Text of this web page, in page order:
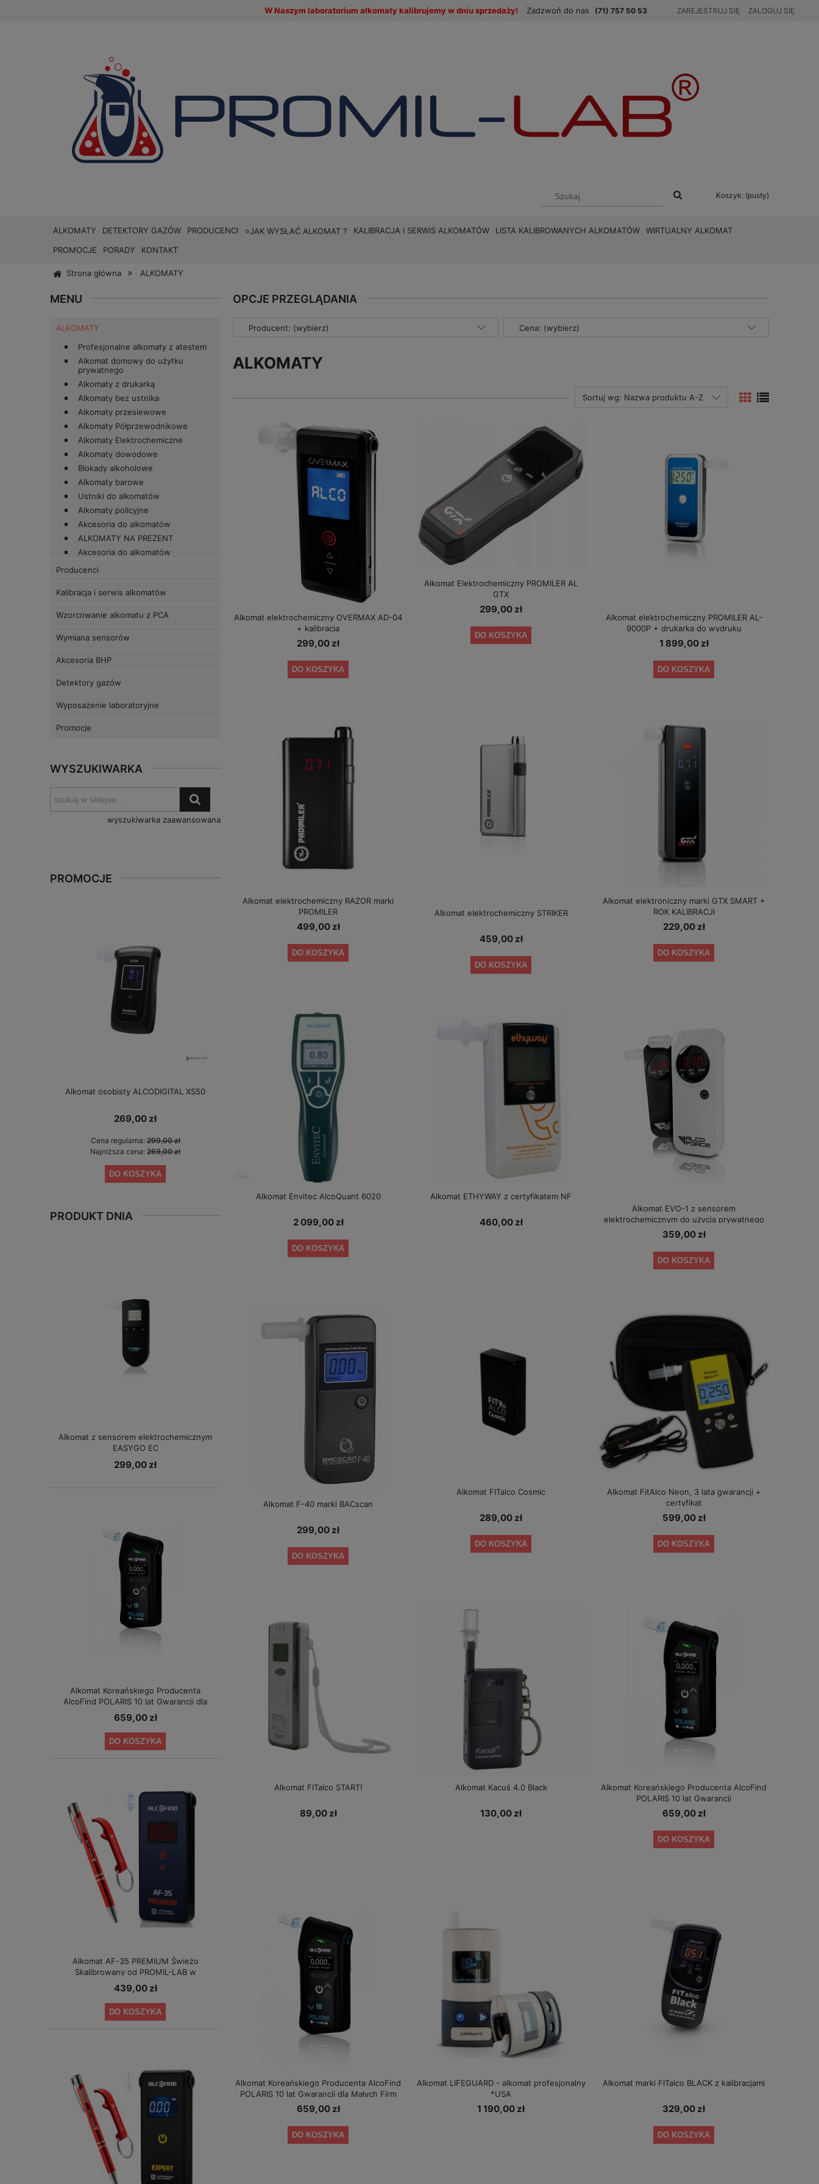
W Naszym laboratorium alkomaty kalibrujemy w dniu sprzedaży! Zadzwoń do nas (71) 757 50 53 ZAREJESTRUJ SIĘ ZALOGUJ SIĘ
Koszyk: (pusty)
ALKOMATY DETEKTORY GAZÓW PRODUCENCI ⭐JAK WYSŁAĆ ALKOMAT ? KALIBRACJA I SERWIS ALKOMATÓW LISTA KALIBROWANYCH ALKOMATÓW
WIRTUALNY ALKOMAT
PROMOCJE
PORADY KONTAKT
Strona główna » ALKOMATY
MENU
ALKOMATY
Profesjonalne alkomaty z atestem
Alkomat domowy do użytku
prywatnego
Alkomaty z drukarką
Alkomaty bez ustnika
Alkomaty przesiewowe
Alkomaty Półprzewodnikowe
Alkomaty Elektrochemiczne
Alkomaty dowodowe
Blokady alkoholowe
Alkomaty barowe
Ustniki do alkomatów
Alkomaty policyjne
Akcesoria do alkomatów
ALKOMATY NA PREZENT
Akcesoria do alkomatów
Producenci
Kalibracja i serwis alkomatów
Wzorcowanie alkomatu z PCA
Wymiana sensorów
Akcesoria BHP
Detektory gazów
Wyposażenie laboratoryjne
Promocje
WYSZUKIWARKA
wyszukiwarka zaawansowana
PROMOCJE
Alkomat osobisty ALCODIGITAL XS50
269,00 zł
Cena regularna:299,00 zł
Najniższa cena: 269,00 zł
DO KOSZYKA
Alkomat bez ustnika AlcoDigital ONE 2 lata
gwarancji + okresowe kalibracje gratis
1 349,00 zł
1 479,00 zł
Najniższa cena:1 349,00 zł
DO KOSZYKA
Alkomat AlcoFind Elite + kalibracje
349,00 zł
DO KOSZYKA
Alkomat Elektrochemiczny AlcoFind DA-
8500E + certyfikat
319,00 zł
Cena regularna: 349,00 zł
Najniższa cena:319,00 zł
PRODUKT DNIA
Alkomat z sensorem elektrochemicznym
EASYGO EC
299,00 zł
Alkomat Koreańskiego Producenta
AlcoFind POLARIS 10 lat Gwarancji dla
Małych Firm
659,00 zł
DO KOSZYKA
Alkomat AF-35 PREMIUM Świeżo
Skalibrowany od PROMIL-LAB w
specjalnej cenie!
439,00 zł
DO KOSZYKA
OPCJE PRZEGLĄDANIA
Producent: (wybierz) Cena: (wybierz)
ALKOMATY
Sortuj wg: Nazwa produktu A-Z
Alkomat elektrochemiczny OVERMAX AD-04
+ kalibracja
299,00 zł
DO KOSZYKA
Alkomat Elektrochemiczny PROMILER AL
GTX
299,00 zł
DO KOSZYKA
Alkomat elektrochemiczny PROMILER AL-
9000P + drukarka do wydruku
1 899,00 zł
DO KOSZYKA
Alkomat elektrochemiczny RAZOR marki
PROMILER
499,00 zł
DO KOSZYKA
Alkomat elektrochemiczny STRIKER
459,00 zł
DO KOSZYKA
Alkomat elektroniczny marki GTX SMART +
ROK KALIBRACJI
229,00 zł
DO KOSZYKA
Alkomat Envitec AlcoQuant 6020
2 099,00 zł
DO KOSZYKA
Alkomat ETHYWAY z certyfikatem NF
460,00 zł
Alkomat EVO-1 z sensorem
elektrochemicznym do użycia prywatnego
359,00 zł
DO KOSZYKA
Alkomat F-40 marki BACscan
299,00 zł
DO KOSZYKA
Alkomat FITalco Cosmic
289,00 zł
DO KOSZYKA
Alkomat FitAlco Neon, 3 lata gwarancji +
certyfikat
599,00 zł
DO KOSZYKA
Alkomat FITalco START!
89,00 zł
Alkomat Kacuś 4.0 Black
130,00 zł
Alkomat Koreańskiego Producenta AlcoFind
POLARIS 10 lat Gwarancji
659,00 zł
DO KOSZYKA
Alkomat Koreańskiego Producenta AlcoFind
POLARIS 10 lat Gwarancji dla Małych Firm
659,00 zł
DO KOSZYKA
Alkomat LIFEGUARD - alkomat profesjonalny
*USA
1 190,00 zł
Alkomat marki FITalco BLACK z kalibracjami
329,00 zł
DO KOSZYKA